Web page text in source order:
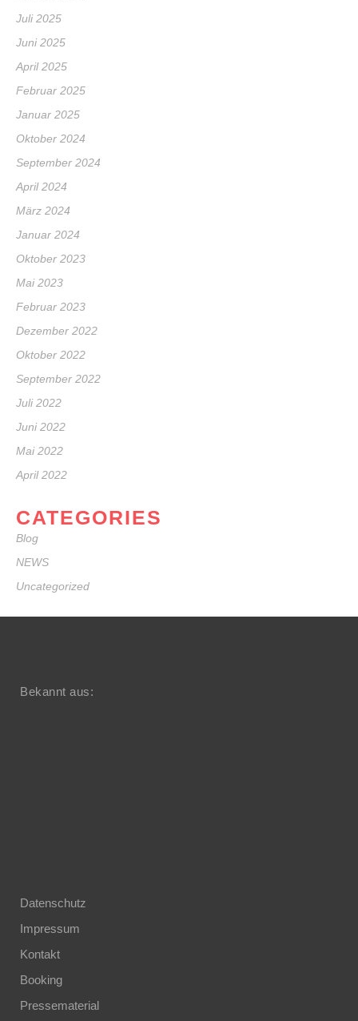
Juli 2025
Juni 2025
April 2025
Februar 2025
Januar 2025
Oktober 2024
September 2024
April 2024
März 2024
Januar 2024
Oktober 2023
Mai 2023
Februar 2023
Dezember 2022
Oktober 2022
September 2022
Juli 2022
Juni 2022
Mai 2022
April 2022
CATEGORIES
Blog
NEWS
Uncategorized
Bekannt aus:
Datenschutz
Impressum
Kontakt
Booking
Pressematerial